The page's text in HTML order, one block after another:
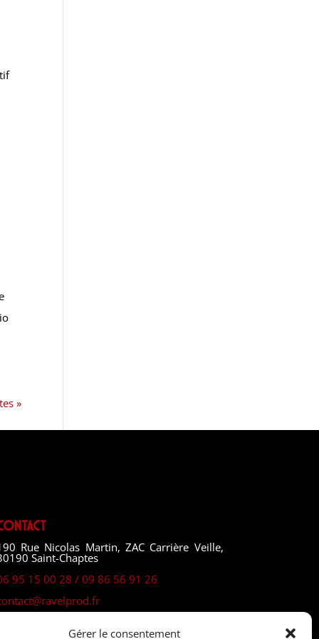
Gérer le consentement
»
Rue Nicolas Martin, ZAC Carrière Veille,
Saint-Chaptes
95 15 00 28 / 09 86 56 91 26